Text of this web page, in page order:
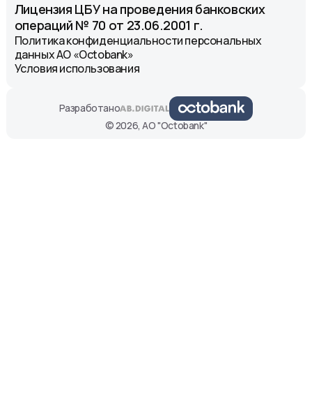
Лицензия ЦБУ на проведения банковских
операций № 70 от 23.06.2001 г.
Политика конфиденциальности персональных
данных АО «Octobank»
Условия использования
Разработано
© 2026, АО "Octobank"